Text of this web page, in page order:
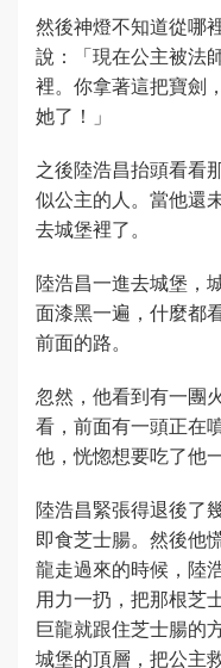
然後神燈不知道從哪
說：「現在公主被法
裡。你拿著這把寶劍
她了！」
之後陸浩昌抬頭看看
似公主的人。當他還
去城堡裡了。
陸浩昌一進去城堡，
面漆黑一遍，什麼都
前面的路。
忽然，他看到有一團
看，前面有一頭正在
他，恍惚想要吃了他一
陸浩昌緊張得退後了
即食芝士腸。然後他
龍走過來的時候，陸
用力一扔，把那根芝
巨龍就跟住芝士腸的
城堡的頂層，把公主